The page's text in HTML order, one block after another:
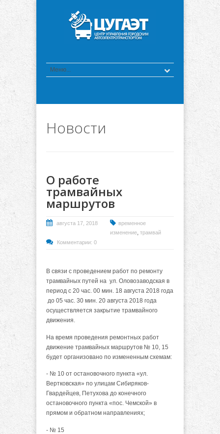
Новости
О работе
трамвайных
маршрутов
августа 17, 2018
временное
изменение, трамвай
Комментарии: 0
В связи с проведением работ по ремонту
трамвайных путей на ул. Оловозаводская в
период с 20 час. 00 мин. 18 августа 2018 года
до 05 час. 30 мин. 20 августа 2018 года
осуществляется закрытие трамвайного
движения.
На время проведения ремонтных работ
движение трамвайных маршрутов № 10, 15
будет организовано по измененным схемам:
- № 10 от остановочного пункта «ул.
Вертковская» по улицам Сибиряков-
Гвардейцев, Петухова до конечного
остановочного пункта «пос. Чемской» в
прямом и обратном направлениях;
- № 15